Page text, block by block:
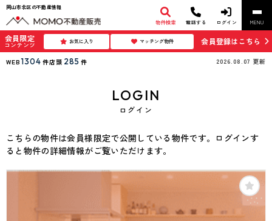
岡山市北区の不動産情報
物件検索 電話する ログイン MENU
会員限定
コンテンツ お気に入り マッチング物件 会員登録はこちら
WEB 1304 件店頭 285 件 2026.08.07 更新
LOGIN
ログイン
こちらの物件は会員様限定で公開している物件です。ログインす
ると物件の詳細情報がご覧いただけます。